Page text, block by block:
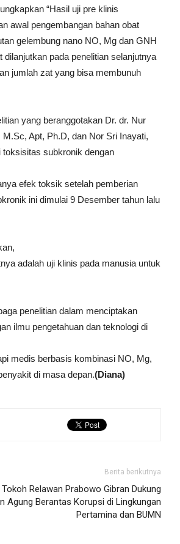
“Hasil uji pre klinis
awal pengembangan bahan obat
gelembung nano NO, Mg dan GNH
pada penelitian selanjutnya
jumlah zat yang bisa membunuh
yang beranggotakan Dr. dr. Nur
Apt, Ph.D, dan Nor Sri Inayati,
toksisitas subkronik dengan
efek toksik setelah pemberian
ini dimulai 9 Desember tahun lalu
adalah uji klinis pada manusia untuk
penelitian dalam menciptakan
ilmu pengetahuan dan teknologi di
medis berbasis kombinasi NO, Mg,
di masa depan.(Diana)
Berita berikutnya
Tokoh Relawan Prabowo Gibran Dukung
Agung Berantas Korupsi di Lingkungan
Pertamina dan BUMN